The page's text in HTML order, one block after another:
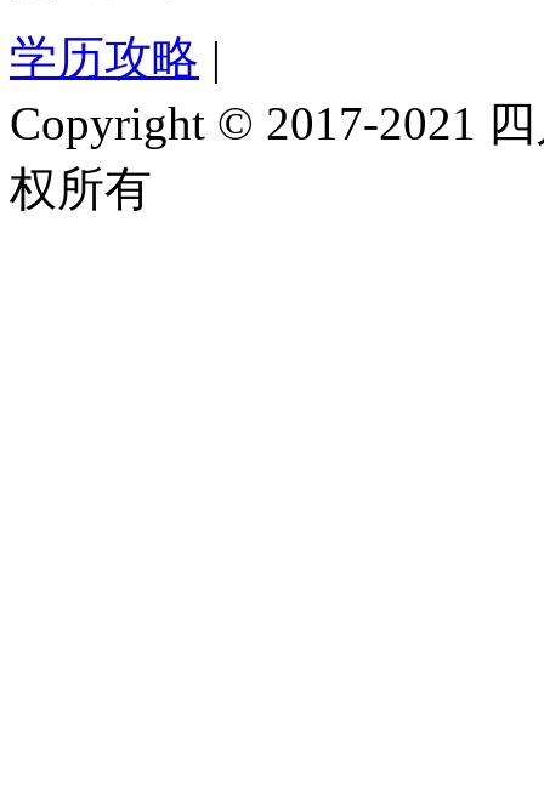
学历攻略 |
Copyright © 2017-2021
权所有